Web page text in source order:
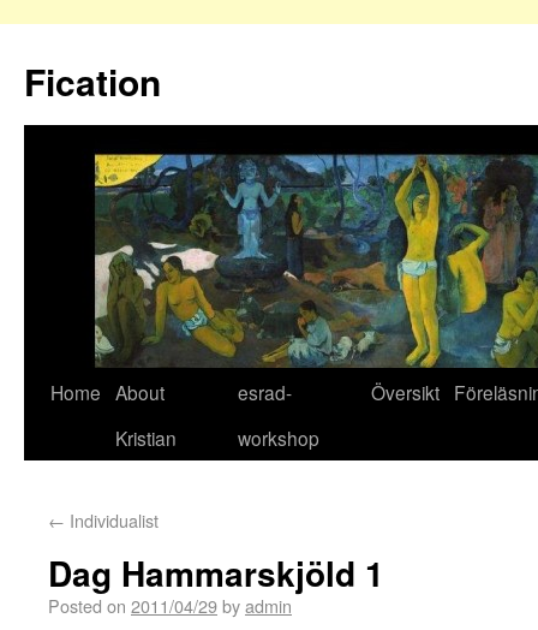
Fication
Home About
Kristian
esrad-
workshop
Översikt
← Individualist
Dag Hammarskjöld 1
Posted on 2011/04/29byadmin